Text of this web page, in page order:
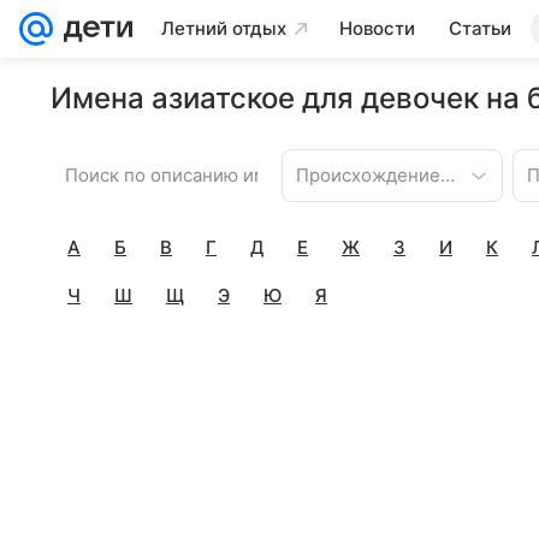
Летний отдых Новости Статьи
Имена азиатское для девочек на
Происхождение имени
А Б В Г Д Е Ж З И К
Ч Ш Щ Э Ю Я